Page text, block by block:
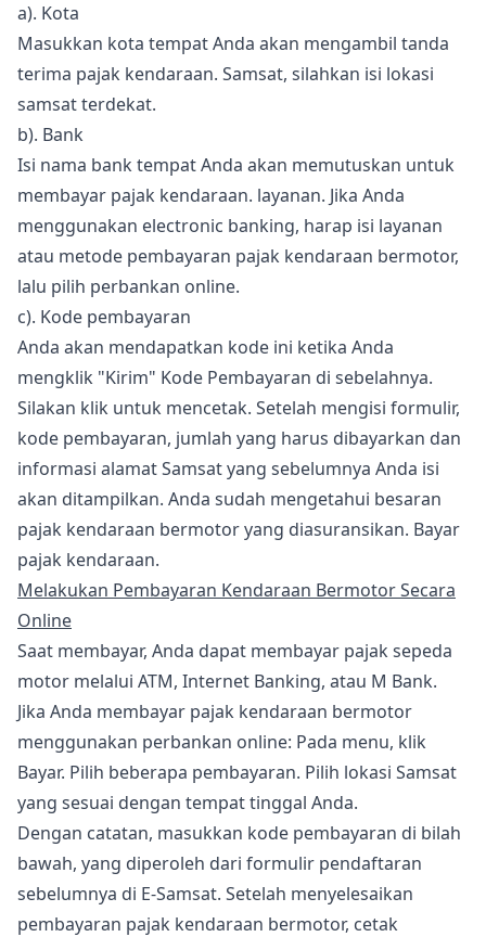
a). Kota
Masukkan kota tempat Anda akan mengambil tanda
terima pajak kendaraan. Samsat, silahkan isi lokasi
samsat terdekat.
b). Bank
Isi nama bank tempat Anda akan memutuskan untuk
membayar pajak kendaraan. layanan. Jika Anda
menggunakan electronic banking, harap isi layanan
atau metode pembayaran pajak kendaraan bermotor,
lalu pilih perbankan online.
c). Kode pembayaran
Anda akan mendapatkan kode ini ketika Anda
mengklik "Kirim" Kode Pembayaran di sebelahnya.
Silakan klik untuk mencetak. Setelah mengisi formulir,
kode pembayaran, jumlah yang harus dibayarkan dan
informasi alamat Samsat yang sebelumnya Anda isi
akan ditampilkan. Anda sudah mengetahui besaran
pajak kendaraan bermotor yang diasuransikan. Bayar
pajak kendaraan.
Melakukan Pembayaran Kendaraan Bermotor Secara
Online
Saat membayar, Anda dapat membayar pajak sepeda
motor melalui ATM, Internet Banking, atau M Bank.
Jika Anda membayar pajak kendaraan bermotor
menggunakan perbankan online: Pada menu, klik
Bayar. Pilih beberapa pembayaran. Pilih lokasi Samsat
yang sesuai dengan tempat tinggal Anda.
Dengan catatan, masukkan kode pembayaran di bilah
bawah, yang diperoleh dari formulir pendaftaran
sebelumnya di E-Samsat. Setelah menyelesaikan
pembayaran pajak kendaraan bermotor, cetak